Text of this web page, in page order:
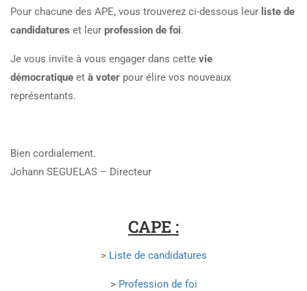
Pour chacune des APE, vous trouverez ci-dessous leur liste de
candidatures et leur profession de foi.
Je vous invite à vous engager dans cette vie
démocratique et à voter pour élire vos nouveaux
représentants.
Bien cordialement.
Johann SEGUELAS – Directeur
CAPE :
> Liste de candidatures
> Profession de foi